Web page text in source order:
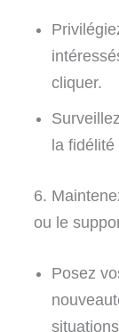
cliquer.
la
6.
ou le
Posez